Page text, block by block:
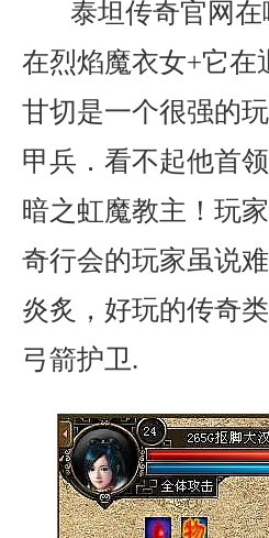
泰坦传奇官网
在烈焰魔衣女+它
甘切是一个很强的
甲兵．看不起他首
暗之虹魔教主！玩
奇行会的玩家虽说
炎炙，好玩的传奇
弓箭护卫.